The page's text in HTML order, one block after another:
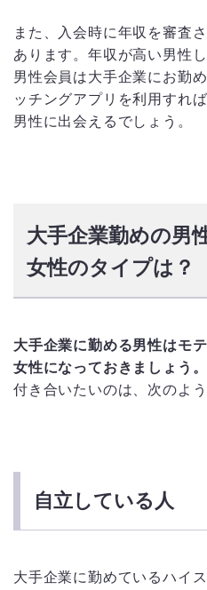
また、入会時に年収を審査
あります。年収が高い男性
男性会員は大手企業にお勤
ッチングアプリを利用すれ
男性に出会えるでしょう。
大手企業勤めの男
女性のタイプは？
大手企業に勤める男性はモ
女性になっておきましょう。
付き合いたいのは、次のよ
自立している人
大手企業に勤めているハイ